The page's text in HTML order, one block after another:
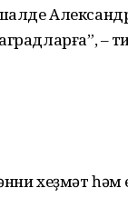
–
хеҙмәт һәм